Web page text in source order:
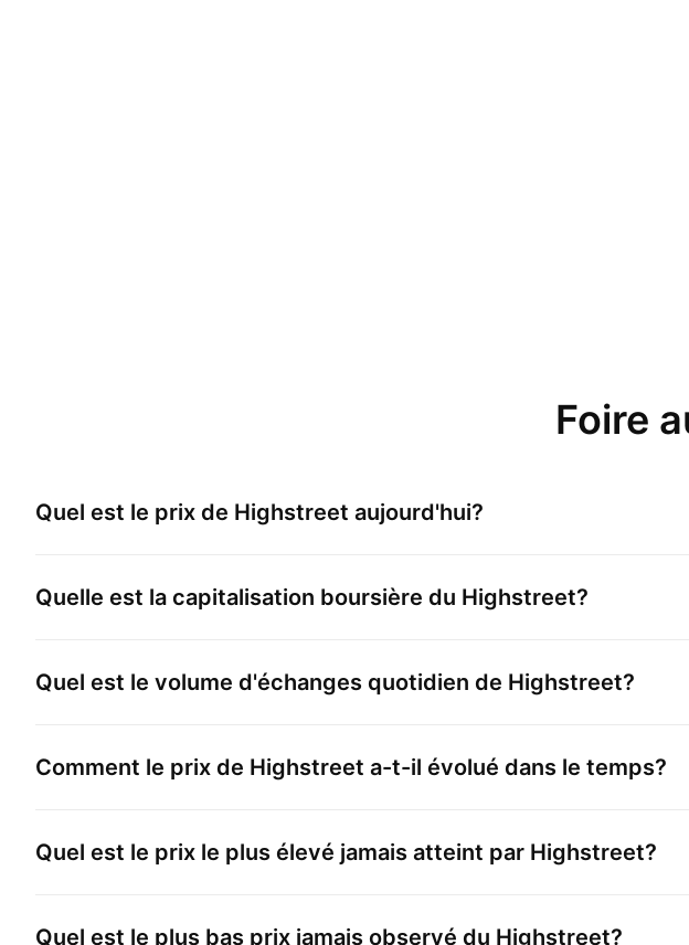
Foire
Quel est le prix de Highstreet aujourd'hui?
Quelle est la capitalisation boursière du Highstreet?
Quel est le volume d'échanges quotidien de Highstreet?
Comment le prix de Highstreet a-t-il évolué dans le temps?
Quel est le prix le plus élevé jamais atteint par Highstreet?
Quel est le plus bas prix jamais observé du Highstreet?